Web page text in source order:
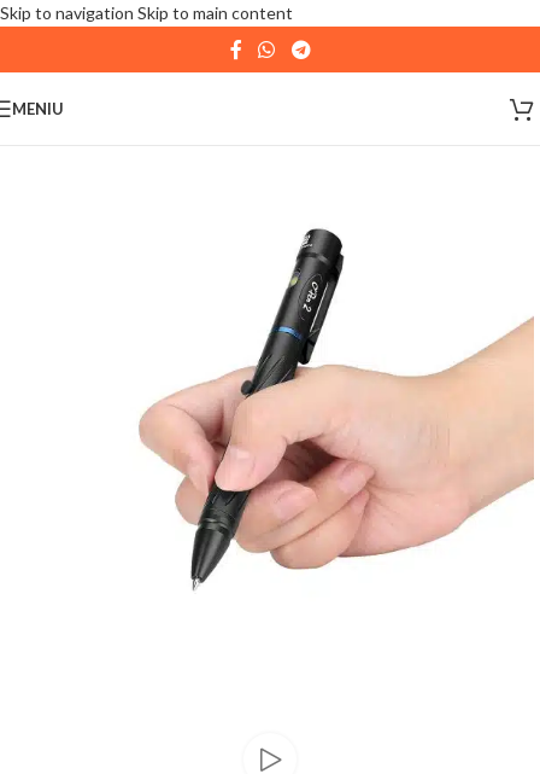
Skip to navigation Skip to main content
| 📦 Program livrari|In perioada11 August - 18
August,
MENIU